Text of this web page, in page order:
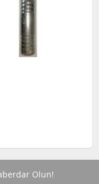
Olun!